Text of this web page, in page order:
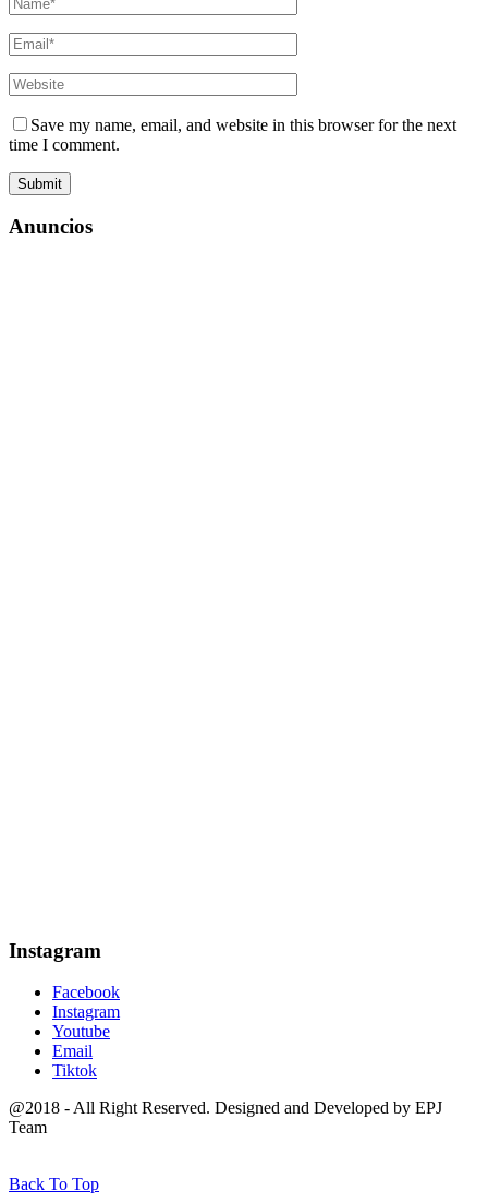
Save my name, email, and website in this browser for the next
time I comment.
Anuncios
Instagram
Facebook
Instagram
Youtube
Email
Tiktok
@2018 - All Right Reserved. Designed and Developed by EPJ
Team
Back To Top